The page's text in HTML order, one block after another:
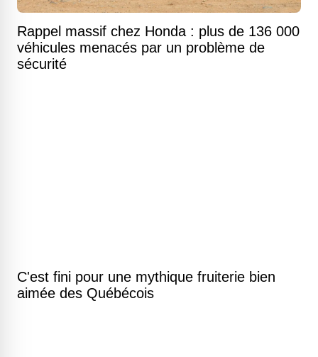
Rappel massif chez Honda : plus de 136 000
véhicules menacés par un problème de
sécurité
C'est fini pour une mythique fruiterie bien
aimée des Québécois